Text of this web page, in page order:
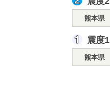
熊本県
震度1
熊本県